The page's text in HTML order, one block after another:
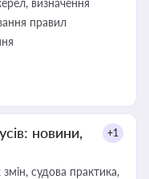
визначення
правил
новини,
+1
судова практика,